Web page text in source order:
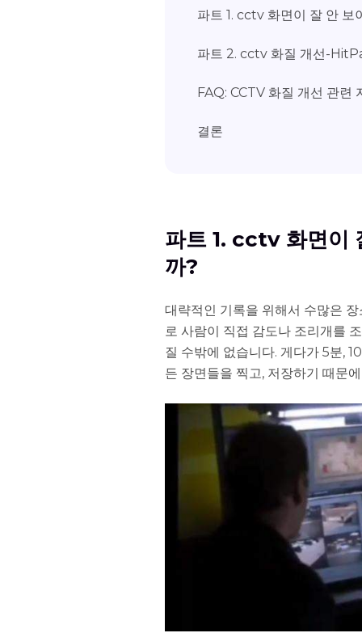
파트 1. cctv 화면이 잘 안 보
파트 2. cctv 화질 개선-
FAQ: CCTV 화질 개선 관련
결론
파트 1. cctv 화면이
까?
대략적인 기록을 위해서 수많은
로 사람이 직접 감도나 조리개를
질 수밖에 없습니다. 게다가 5분,
든 장면들을 찍고, 저장하기 때문